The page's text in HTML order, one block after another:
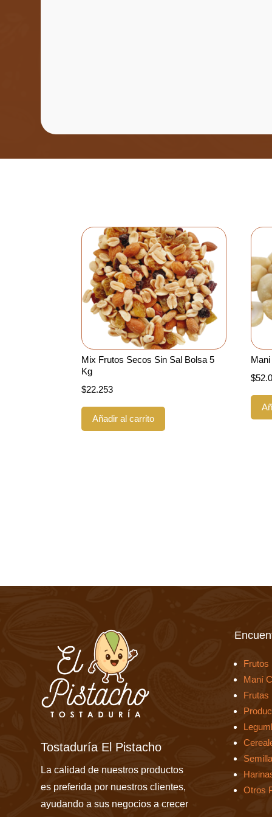
Mix Frutos Secos Sin Sal Bolsa 5
Kg
$22.253
Añadir al carrito
$
Tostaduría El Pistacho
La calidad de nuestros productos
es preferida por nuestros clientes,
ayudando a sus negocios a crecer
Frutos
Maní
Frutas
Otros